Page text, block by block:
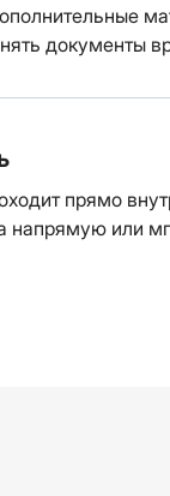
документы
прямо
напрямую или